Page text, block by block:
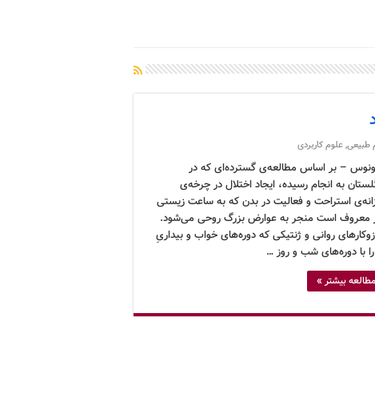
طبیعی,علوم کاربردی
– بر اساس مطالعه‌ی گسترده‌ای که در
به انجام رسیده، ایجاد اختلال در چرخه‌ی
استراحت و فعالیت در بدن که به ساعت زیستی
معروف است منجر به عوارض بزرگ روحی می‌شود.
روانی و ژنتیکی که دوره‌های خواب و بیداریِ
را با دوره‌های شب و روز …
مطالعه بیشتر »